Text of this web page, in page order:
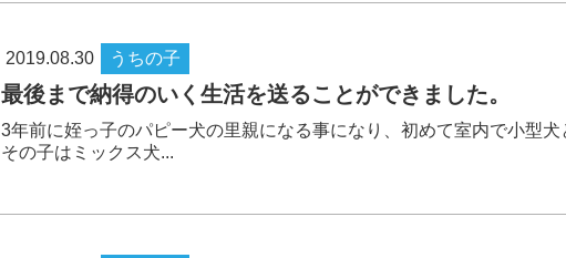
2019.08.30 うちの子
最後まで納得のいく生活を送ることができました。
3年前に姪っ子のパピー犬の里親になる事になり、初めて室内で小型犬
その子はミックス犬...